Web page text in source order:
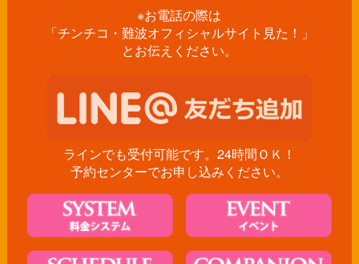
※お電話の際は
「チンチコ・難波オフィシャルサイト見た！」
とお伝えください。
ラインでも受付可能です。24時間ＯＫ！
予約センターでお申し込みください。